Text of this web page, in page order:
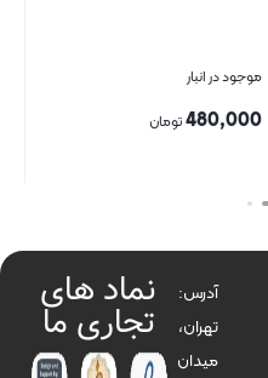
موجود در انبار
480,000تومان
بستن
آدرس:
تهران،
میدان
نماد های
تجاری ما